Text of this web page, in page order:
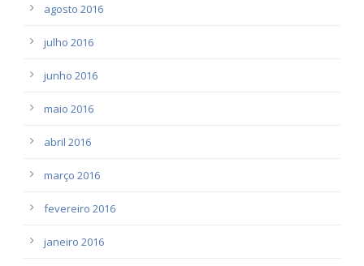
agosto 2016
julho 2016
junho 2016
maio 2016
abril 2016
março 2016
fevereiro 2016
janeiro 2016